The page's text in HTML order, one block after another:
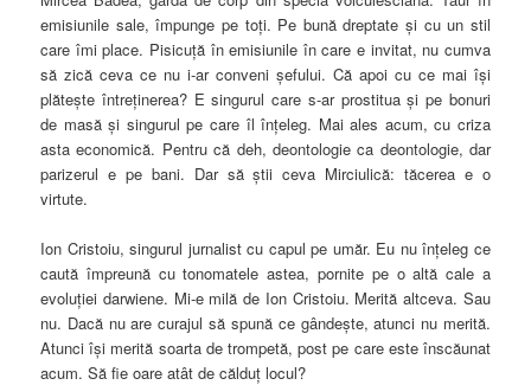
emisiunile sale, împunge pe toţi. Pe bună dreptate şi cu un stil
care îmi place. Pisicuţă în emisiunile în care e invitat, nu cumva
să zică ceva ce nu i-ar conveni şefului. Că apoi cu ce mai îşi
plăteşte întreţinerea? E singurul care s-ar prostitua şi pe bonuri
de masă şi singurul pe care îl înţeleg. Mai ales acum, cu criza
asta economică. Pentru că deh, deontologie ca deontologie, dar
parizerul e pe bani. Dar să ştii ceva Mirciulică: tăcerea e o
virtute.
Ion Cristoiu, singurul jurnalist cu capul pe umăr. Eu nu înţeleg ce
caută împreună cu tonomatele astea, pornite pe o altă cale a
evoluţiei darwiene. Mi-e milă de Ion Cristoiu. Merită altceva. Sau
nu. Dacă nu are curajul să spună ce gândeşte, atunci nu merită.
Atunci îşi merită soarta de trompetă, post pe care este înscăunat
acum. Să fie oare atât de călduţ locul?